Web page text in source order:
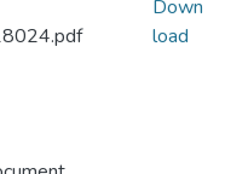
Down
load